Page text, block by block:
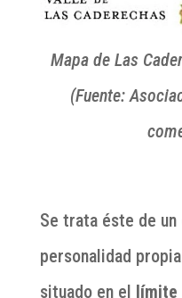
Mapa de Las
(Fuente:
Se trata éste de
personalidad
situado en el